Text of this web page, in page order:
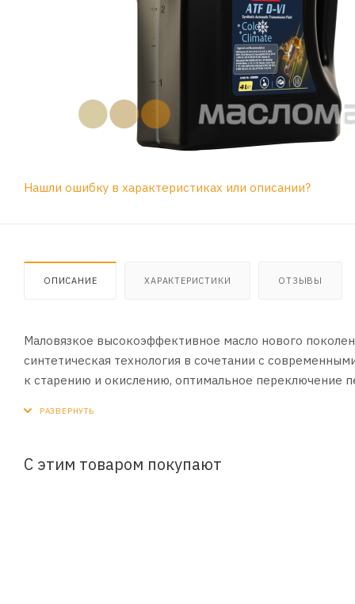
Нашли ошибку в характеристиках или описании?
ОПИСАНИЕ ХАРАКТЕРИСТИКИ ОТЗЫВЫ
Маловязкое высокоэффективное масло нового
синтетическая технология в сочетании с
к старению и окислению, оптимальное переключение
ПРИМЕНЕНИЕ:
С этим товаром покупают